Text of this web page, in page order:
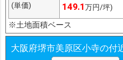
(単価)
149.1万円/坪)
※土地面積ベース
大阪府堺市美原区小寺の付